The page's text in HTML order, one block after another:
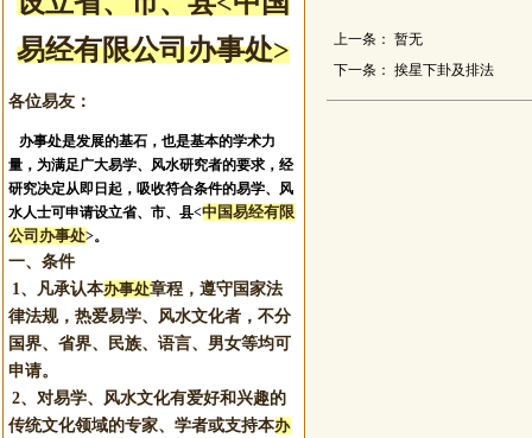
易经有限公司办事处>
各位易友：
办事处是发展的基石，也是基本的学术力
量，为满足广大易学、风水研究者的要求，经
研究决定从即日起，吸收符合条件的易学、风
水人士可申请设立省、市、县<中国易经有限
公司办事处>。
一、条件
1、凡承认本办事处章程，遵守国家法
律法规，热爱易学、风水文化者，不分
国界、省界、民族、语言、男女等均可
申请。
2、对易学、风水文化有爱好和兴趣的
传统文化领域的专家、学者或支持本办
上一条： 暂无
下一条： 挨星下卦及排法